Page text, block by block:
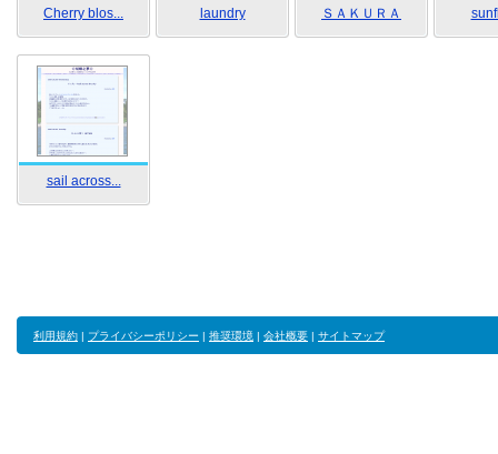
Cherry blos... laundry ＳＡＫＵＲＡ
sail across...
利用規約 | プライバシーポリシー | 推奨環境 | 会社概要 | サイトマップ